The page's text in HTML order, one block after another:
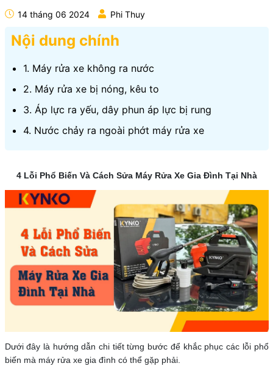
14 tháng 06 2024 Phi Thuy
Nội dung chính
1. Máy rửa xe không ra nước
2. Máy rửa xe bị nóng, kêu to
3. Áp lực ra yếu, dây phun áp lực bị rung
4. Nước chảy ra ngoài phớt máy rửa xe
4 Lỗi Phổ Biến Và Cách Sửa Máy Rửa Xe Gia Đình Tại Nhà
Dưới đây là hướng dẫn chi tiết từng bước để khắc phục các lỗi phổ
biến mà máy rửa xe gia đình có thể gặp phải.